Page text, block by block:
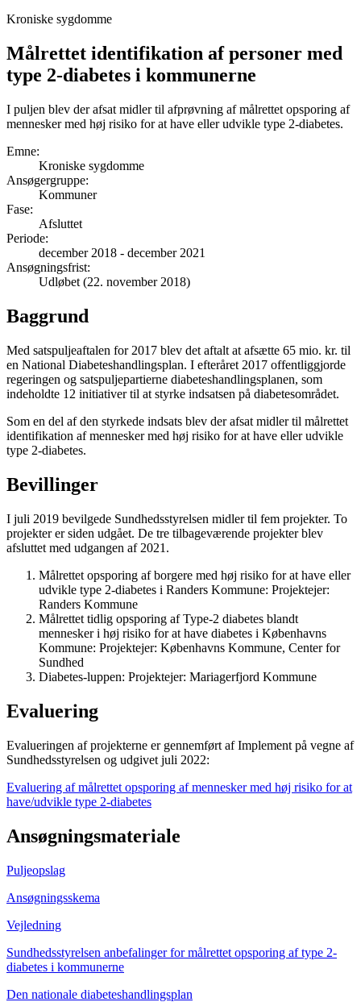
Kroniske sygdomme
Målrettet identifikation af personer med
type 2-diabetes i kommunerne
I puljen blev der afsat midler til afprøvning af målrettet opsporing af
mennesker med høj risiko for at have eller udvikle type 2-diabetes.
Emne:
Kroniske sygdomme
Ansøgergruppe:
Kommuner
Fase:
Afsluttet
Periode:
december 2018 - december 2021
Ansøgningsfrist:
Udløbet (22. november 2018)
Baggrund
Med satspuljeaftalen for 2017 blev det aftalt at afsætte 65 mio. kr. til
en National Diabeteshandlingsplan. I efteråret 2017 offentliggjorde
regeringen og satspuljepartierne diabeteshandlingsplanen, som
indeholdte 12 initiativer til at styrke indsatsen på diabetesområdet.
Som en del af den styrkede indsats blev der afsat midler til målrettet
identifikation af mennesker med høj risiko for at have eller udvikle
type 2-diabetes.
Bevillinger
I juli 2019 bevilgede Sundhedsstyrelsen midler til fem projekter. To
projekter er siden udgået. De tre tilbageværende projekter blev
afsluttet med udgangen af 2021.
Målrettet opsporing af borgere med høj risiko for at have eller
udvikle type 2-diabetes i Randers Kommune: Projektejer:
Randers Kommune
Målrettet tidlig opsporing af Type-2 diabetes blandt
mennesker i høj risiko for at have diabetes i Københavns
Kommune: Projektejer: Københavns Kommune, Center for
Sundhed
Diabetes-luppen: Projektejer: Mariagerfjord Kommune
Evaluering
Evalueringen af projekterne er gennemført af Implement på vegne af
Sundhedsstyrelsen og udgivet juli 2022:
Evaluering af målrettet opsporing af mennesker med høj risiko for at
have/udvikle type 2-diabetes
Ansøgningsmateriale
Puljeopslag
Ansøgningsskema
Vejledning
Sundhedsstyrelsen anbefalinger for målrettet opsporing af type 2-
diabetes i kommunerne
Den nationale diabeteshandlingsplan